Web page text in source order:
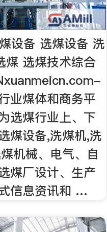
设备 选煤设备 洗
煤 选煤技术综合
业煤体和商务平
选煤行业上、下
煤设备,洗煤机,洗
机械、电气、自
煤厂设计、生产
信息资讯和 …